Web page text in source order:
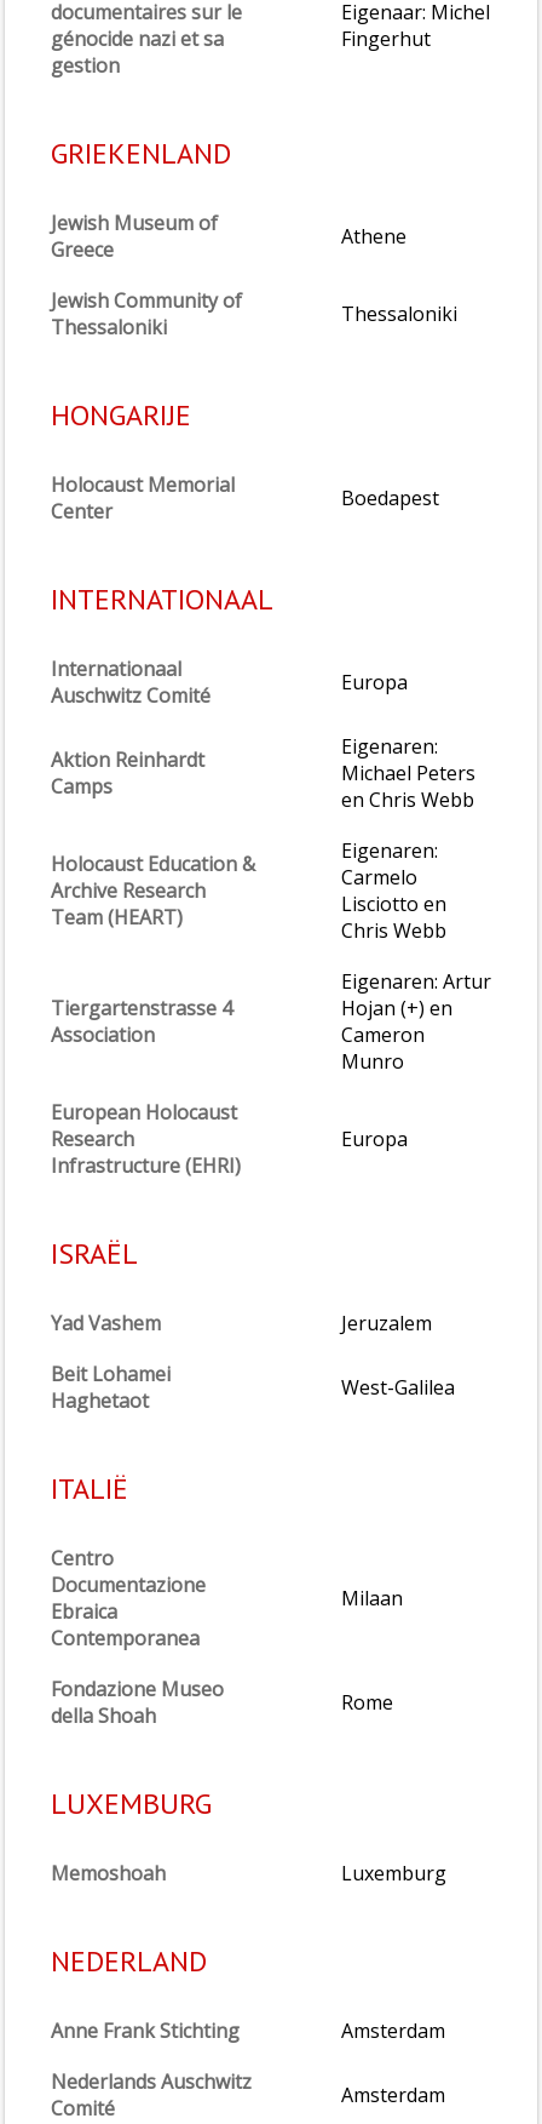
documentaires sur le
génocide nazi et sa
gestion
Eigenaar: Michel
Fingerhut
GRIEKENLAND
Jewish Museum of
Greece
Athene
Jewish Community of
Thessaloniki
Thessaloniki
HONGARIJE
Holocaust Memorial
Center
Boedapest
INTERNATIONAAL
Internationaal
Auschwitz Comité
Europa
Aktion Reinhardt
Camps
Eigenaren:
Michael Peters
en Chris Webb
Holocaust Education &
Archive Research
Team (HEART)
Eigenaren:
Carmelo
Lisciotto en
Chris Webb
Tiergartenstrasse 4
Association
Eigenaren: Artur
Hojan (+) en
Cameron
Munro
European Holocaust
Research
Infrastructure (EHRI)
Europa
ISRAËL
Yad Vashem
Jeruzalem
Beit Lohamei
Haghetaot
West-Galilea
ITALIË
Centro
Documentazione
Ebraica
Contemporanea
Milaan
Fondazione Museo
della Shoah
Rome
LUXEMBURG
Memoshoah Luxemburg
NEDERLAND
Anne Frank Stichting
Amsterdam
Nederlands Auschwitz
Comité
Amsterdam